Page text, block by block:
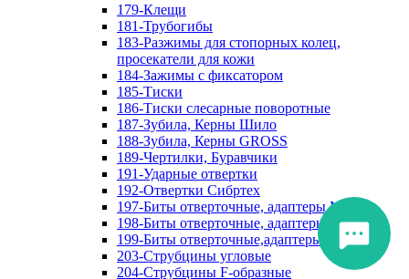
179-Клещи
181-Трубогибы
183-Разжимы для стопорных колец,
просекатели для кожи
184-Зажимы с фиксатором
185-Тиски
186-Тиски слесарные поворотные
187-Зубила, Керны Шило
188-Зубила, Керны GROSS
189-Чертилки, Буравчики
191-Ударные отвертки
192-Отвертки Сибртех
197-Биты отверточные, адаптеры Matrix
198-Биты отверточные, адаптеры Прочие
199-Биты отверточные,адаптеры Сибртех
203-Струбцины угловые
204-Струбцины F-образные